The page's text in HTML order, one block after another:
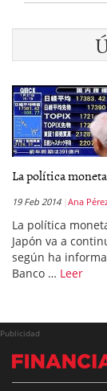
La política
19 Feb 2014 Ana
La política
Japón va a
según ha
Banco … Leer
Publicidad